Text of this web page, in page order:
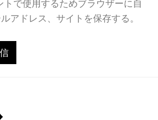
トで使用するためブラウザーに自
アドレス、サイトを保存する。